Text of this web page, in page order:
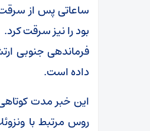
ساعاتی پس از
بود را نیز سرقت کرد.
داده است.
این خبر مدت
روس مرتبط با